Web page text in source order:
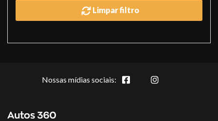
Limpar filtro
Nossas mídias sociais: